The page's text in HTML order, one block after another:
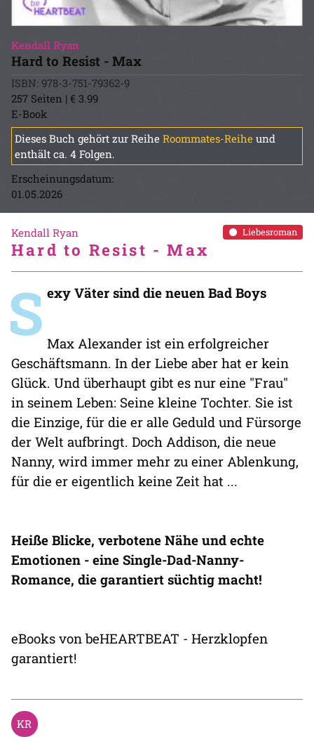
Kendall Ryan
Hard to Resist - Max
ISBN: 978-3-751-79362-9
257 Seiten | € 3.99
E-Book
Dieses Buch gehört zur Reihe Roommates-Reihe und
enthält ca. 4 Folgen.
Erscheinungsdatum:
01.05.2026
Liebesroman
Kendall Ryan
Hard to Resist - Max
S exy Väter sind die neuen Bad Boys
Max Alexander ist ein erfolgreicher
Geschäftsmann. In der Liebe aber hat er kein
Glück. Und überhaupt gibt es nur eine "Frau"
in seinem Leben: Seine kleine Tochter. Sie ist
die Einzige, für die er alle Geduld und Fürsorge
der Welt aufbringt. Doch Addison, die neue
Nanny, wird immer mehr zu einer Ablenkung,
für die er eigentlich keine Zeit hat ...
Heiße Blicke, verbotene Nähe und echte
Emotionen - eine Single-Dad-Nanny-
Romance, die garantiert süchtig macht!
eBooks von beHEARTBEAT - Herzklopfen
garantiert!